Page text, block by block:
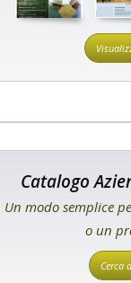
Catalogo
Un modo semplice
o un
Cerca